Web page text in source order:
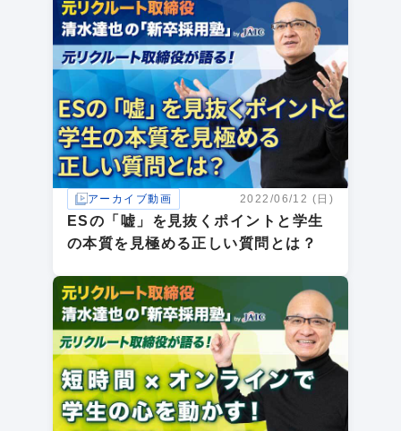
アーカイブ動画 2022/06/12 (日)
ESの「嘘」を見抜くポイントと学生
の本質を見極める正しい質問とは？